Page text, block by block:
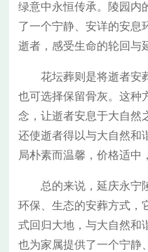
绿意中永恒传承。陵园内
了一个宁静、安详的安息
逝者，感受生命的轮回与
花坛葬则是将逝者安
也可选择保留骨灰。这种
念，让逝者安息于大自然
还使逝者得以与大自然和
局朴素而温馨，价格适中
总的来说，延庆永宁
环保、生态的安葬方式，
式回归大地，与大自然和
也为家属提供了一个宁静